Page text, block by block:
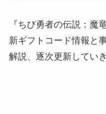
『ちび勇者の伝説：魔
新ギフトコード情報と
解説、逐次更新していき